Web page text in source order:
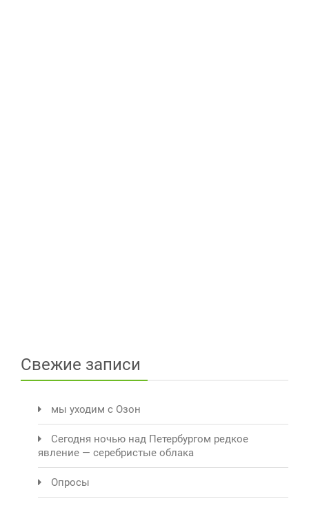
Свежие записи
мы уходим с Озон
Сегодня ночью над Петербургом редкое
явление — серебристые облака
Опросы